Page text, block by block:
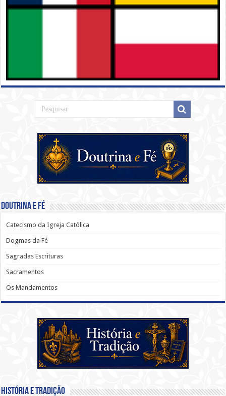
Doutrina e Fé
Catecismo da Igreja Católica
Dogmas da Fé
Sagradas Escrituras
Sacramentos
Os Mandamentos
História e Tradição